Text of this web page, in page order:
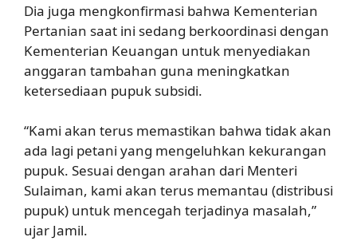
Dia juga mengkonfirmasi bahwa Kementerian
Pertanian saat ini sedang berkoordinasi dengan
Kementerian Keuangan untuk menyediakan
anggaran tambahan guna meningkatkan
ketersediaan pupuk subsidi.
“Kami akan terus memastikan bahwa tidak akan
ada lagi petani yang mengeluhkan kekurangan
pupuk. Sesuai dengan arahan dari Menteri
Sulaiman, kami akan terus memantau (distribusi
pupuk) untuk mencegah terjadinya masalah,”
ujar Jamil.